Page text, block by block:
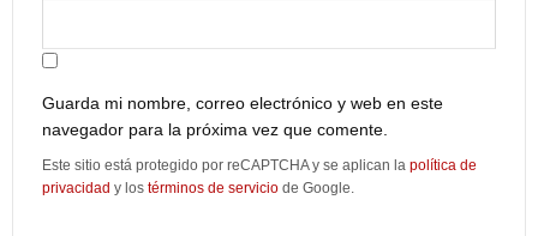
Guarda mi nombre, correo electrónico y web en este
navegador para la próxima vez que comente.
Este sitio está protegido por reCAPTCHA y se aplican la política de
privacidad y los términos de servicio de Google.